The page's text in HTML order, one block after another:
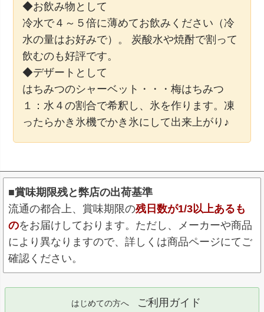
◆お飲み物として
冷水で４～５倍に薄めてお飲みください（冷
水の量はお好みで）。 炭酸水や焼酎で割って
飲むのも好評です。
◆デザートとして
はちみつのシャーベット・・・梅はちみつ
１：水４の割合で希釈し、氷を作ります。凍
ったらかき氷機でかき氷にして出来上がり♪
■賞味期限残と弊店の出荷基準
流通の都合上、賞味期限の残日数が1/3以上あるも
のをお届けしております。ただし、メーカーや商品
により異なりますので、詳しくは商品ページにてご
確認ください。
はじめての方へ ご利用ガイド